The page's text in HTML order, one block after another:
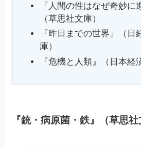
『人間の性はなぜ奇妙に
（草思社文庫）
『昨日までの世界』（日
庫）
『危機と人類』（日本経
『銃・病原菌・鉄』（草思社